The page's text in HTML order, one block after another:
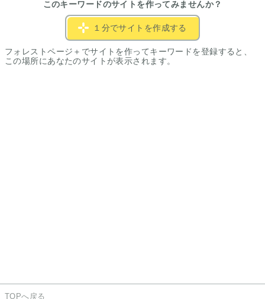
このキーワードのサイトを作ってみませんか？
１分でサイトを作成する
フォレストページ＋でサイトを作ってキーワードを登録すると、
この場所にあなたのサイトが表示されます。
TOPへ戻る